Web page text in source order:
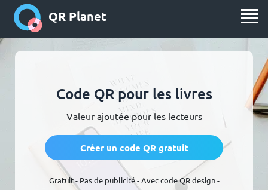
QR Planet
Code QR pour les livres
Valeur ajoutée pour les lecteurs
Créer un code QR gratuit
Gratuit - Pas de publicité - Avec code QR design -